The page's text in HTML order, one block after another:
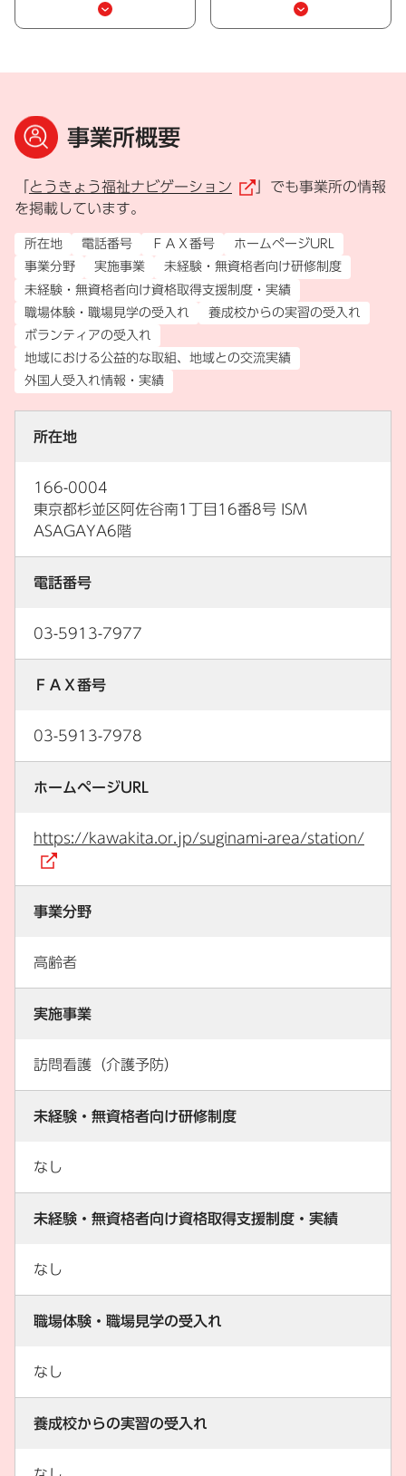
事業所概要
とうきょう福祉ナビゲーション （外部リンク）
」でも事業所の情報
を掲載しています。
所在地 電話番号 ＦＡＸ番号
ホームページURL
事業分野
実施事業
未経験・無資格者向け研修制度
未経験・無資格者向け資格取得支援制度・実績
職場体験・職場見学の受入れ
養成校からの実習の受入れ
ボランティアの受入れ
地域における公益的な取組、地域との交流実績
外国人受入れ情報・実績
所在地
166-0004
東京都杉並区阿佐谷南1丁目16番8号 ISM
ASAGAYA6階
電話番号
03-5913-7977
ＦＡＸ番号
03-5913-7978
ホームページURL
https://kawakita.or.jp/suginami-area/station/
事業分野
高齢者
実施事業
訪問看護（介護予防）
未経験・無資格者向け研修制度
なし
未経験・無資格者向け資格取得支援制度・実績
なし
職場体験・職場見学の受入れ
なし
養成校からの実習の受入れ